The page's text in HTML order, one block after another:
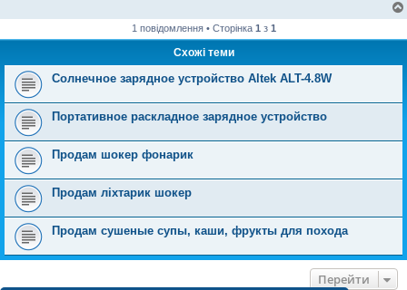
1 повідомлення • Сторінка 1 з 1
Схожі теми
Солнечное зарядное устройство Altek ALT-4.8W
Портативное раскладное зарядное устройство
Продам шокер фонарик
Продам ліхтарик шокер
Продам сушеные супы, каши, фрукты для похода
Перейти